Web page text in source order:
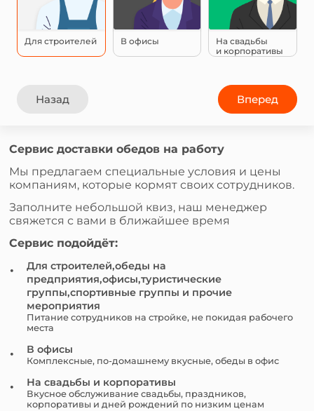
Для строителей В офисы
На свадьбы
и корпоративы
Назад Вперед
Сервис доставки обедов на работу
Мы предлагаем специальные условия и цены
компаниям, которые кормят своих сотрудников.
Заполните небольшой квиз, наш менеджер
свяжется с вами в ближайшее время
Сервис подойдёт:
Для строителей,обеды на
предприятия,офисы,туристические
группы,спортивные группы и прочие
мероприятия
Питание сотрудников на стройке, не покидая рабочего
места
В офисы
Комплексные, по-домашнему вкусные, обеды в офис
На свадьбы и корпоративы
Вкусное обслуживание свадьбы, праздников,
корпоративы и дней рождений по низким ценам